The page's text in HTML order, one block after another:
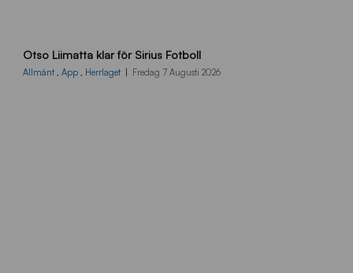
L
_
Otso Liimatta klar för Sirius Fotboll
Allmänt , App , Herrlaget Fredag 7 Augusti 2026